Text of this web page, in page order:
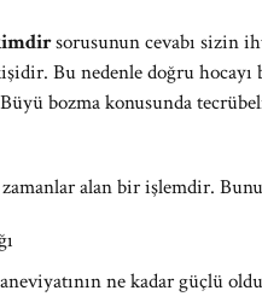
sorusunun cevabı sizin
Bu nedenle doğru
bozma konusunda
alan bir işlemdir.
ne kadar güçlü